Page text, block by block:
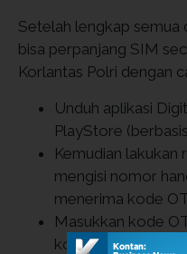
Setelah lengkap semua
bisa perpanjang SIM
Korlantas Polri dengan
Unduh aplikasi
PlayStore
Kemudian lakukan
mengisi nomor
menerima kode
Masukkan kode
konfirmasi PIN.